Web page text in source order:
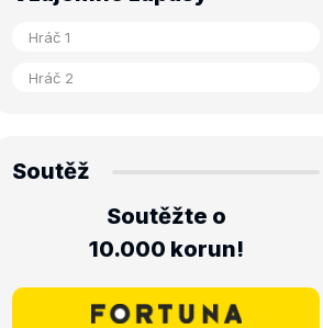
Soutěž
Soutěžte o
10.000 korun!